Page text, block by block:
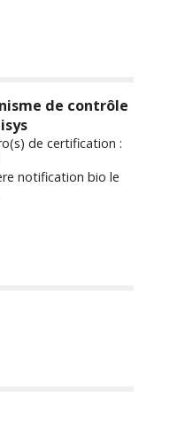
de contrôle
de certification :
notification bio le